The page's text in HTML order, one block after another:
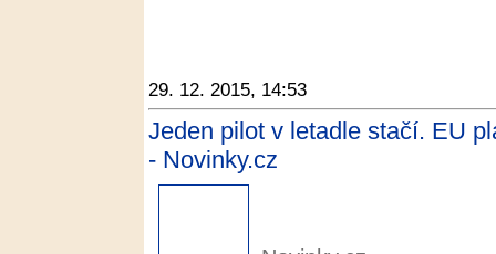
29. 12. 2015, 14:53
Jeden pilot v letadle stačí. EU
- Novinky.cz